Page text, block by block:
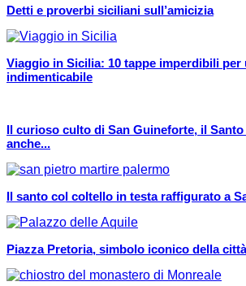
Detti e proverbi siciliani sull’amicizia
Viaggio in Sicilia: 10 tappe imperdibili per
indimenticabile
Il curioso culto di San Guineforte, il Santo
anche...
Il santo col coltello in testa raffigurato a
Piazza Pretoria, simbolo iconico della